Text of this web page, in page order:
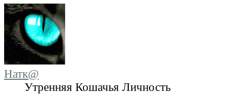
Натк@
Утренняя Кошачья Личность